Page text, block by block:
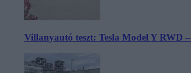
Villanyautó teszt: Tesla Model Y RWD